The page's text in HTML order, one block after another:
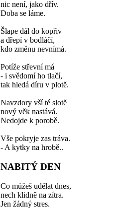
nic není, jako dřív.
Doba se láme.
Šlape dál do kopřiv
a dřepí v bodláčí,
kdo změnu nevnímá.
Potíže střevní má
- i svědomí ho tlačí,
tak hledá díru v plotě.
Navzdory vší té slotě
nový věk nastává.
Nedojde k porobě.
Vše pokryje zas tráva.
- A kytky na hrobě..
NABITÝ DEN
Co můžeš udělat dnes,
nech klidně na zítra.
Jen žádný stres.